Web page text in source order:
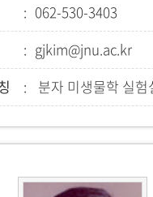
062-530-3403
gjkim@jnu.ac.kr
분자 미생물학 실험